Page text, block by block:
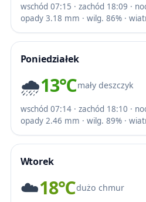
wschód 07:15 · zachód 18:09 ·
opady 3.18 mm · wilg. 86% ·
Poniedziałek
🌧️13℃mały deszczyk
wschód 07:14 · zachód 18:10 ·
opady 2.46 mm · wilg. 89% ·
Wtorek
☁️18℃dużo chmur